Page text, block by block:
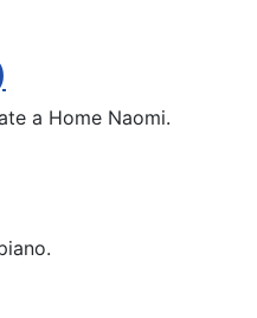
a Home Naomi.